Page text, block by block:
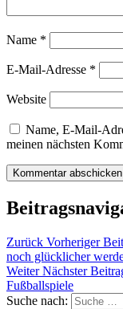
Name *
E-Mail-Adresse *
Website
Name, E-Mail-
meinen nächsten
Zurück Vorheriger
noch glücklicher
Weiter Nächster
Fußballspiele
Suche nach: